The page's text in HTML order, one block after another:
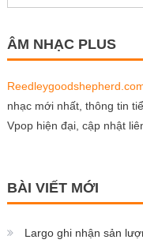
ÂM NHẠC PLUS
nhạc mới nhất, thông tin
Vpop hiện đại, cập nhật
BÀI VIẾT MỚI
Largo ghi nhận sản